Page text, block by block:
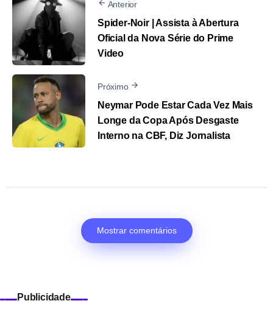
Anterior
Spider-Noir | Assista à Abertura
Oficial da Nova Série do Prime
Video
Próximo
Neymar Pode Estar Cada Vez Mais
Longe da Copa Após Desgaste
Interno na CBF, Diz Jornalista
Mostrar comentários
Publicidade